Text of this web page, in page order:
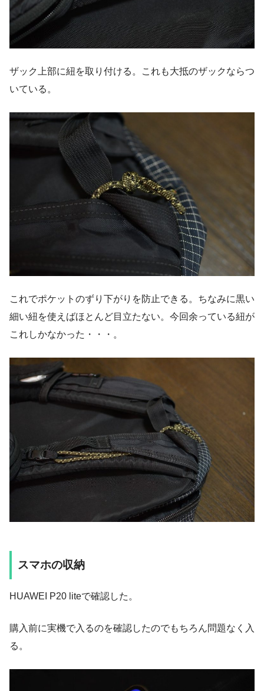
ザック上部に紐を取り付ける。これも大抵のザックならつ
いている。
これでポケットのずり下がりを防止できる。ちなみに黒い
細い紐を使えばほとんど目立たない。今回余っている紐が
これしかなかった・・・。
スマホの収納
HUAWEI P20 liteで確認した。
購入前に実機で入るのを確認したのでもちろん問題なく入
る。